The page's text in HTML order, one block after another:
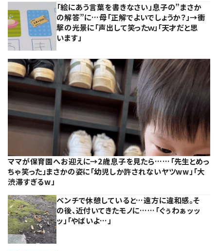
「絵にあう言葉を書きなさい」息子の”まさか
の解答”に…母「正解でよいでしょうか？」→衝
撃の光景に「声出して笑ったｗ」「天才だと思
います」
ママが保育園へお迎えに→2歳息子を見たら……「先生とめっ
ちゃ笑った」まさかの姿に「幼児しか許されないヤツww」「大
渋滞すぎるw」
ベンチで休憩していると…遠方に違和感。そ
の後、近付いてきたモノに……「ぐぅわぁッッ
ッ」「やばいよ…」